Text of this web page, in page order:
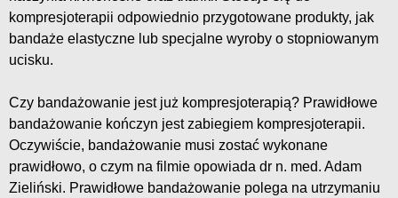
kompresjoterapii odpowiednio przygotowane produkty, jak
bandaże elastyczne lub specjalne wyroby o stopniowanym
ucisku.
Czy bandażowanie jest już kompresjoterapią? Prawidłowe
bandażowanie kończyn jest zabiegiem kompresjoterapii.
Oczywiście, bandażowanie musi zostać wykonane
prawidłowo, o czym na filmie opowiada dr n. med. Adam
Zieliński. Prawidłowe bandażowanie polega na utrzymaniu